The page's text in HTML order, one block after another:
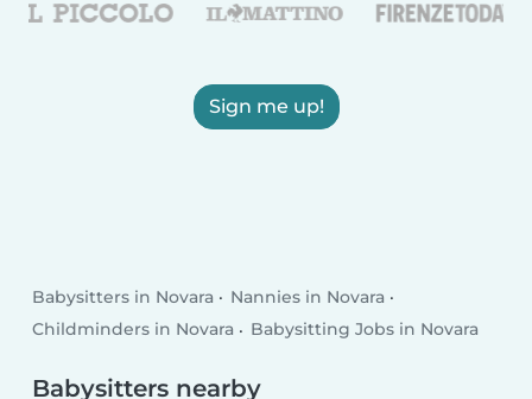
Sign me up!
Babysitters in Novara
Nannies in Novara
Childminders in Novara
Babysitting Jobs in Novara
Babysitters nearby